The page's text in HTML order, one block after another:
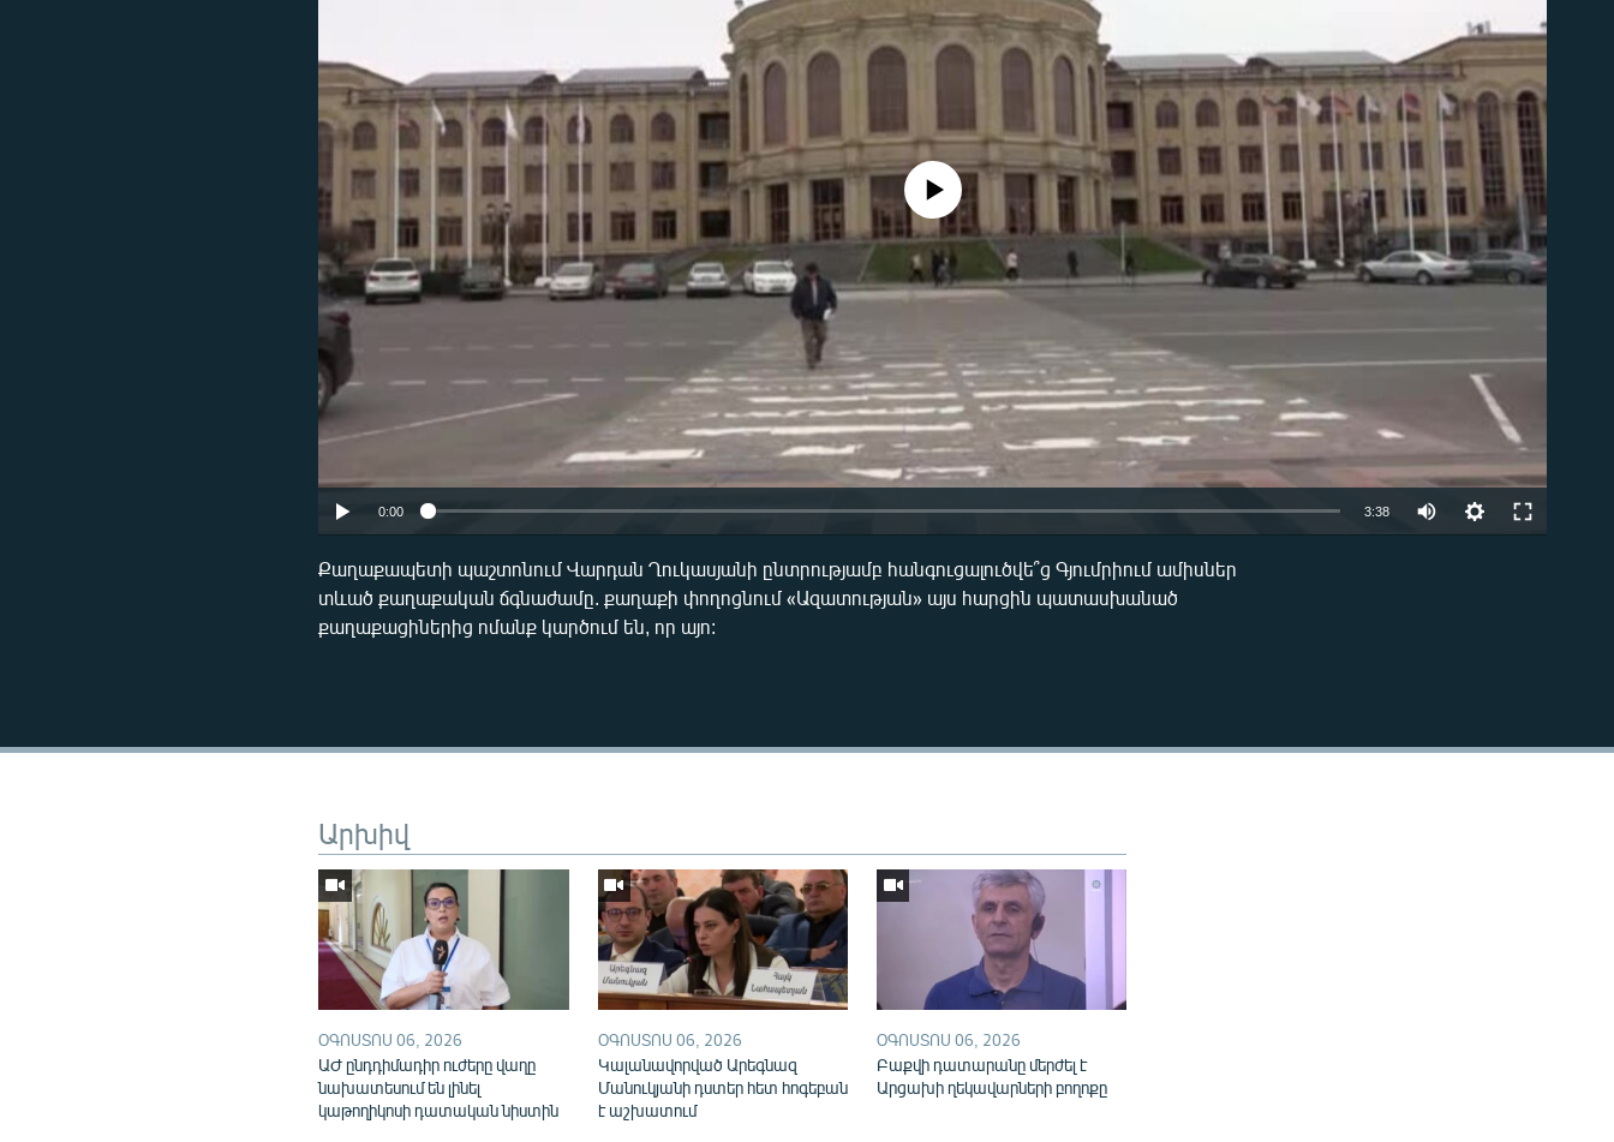
Auto 240p 360p
720p 1080p
No media source currently available
0:00 3:38
Քաղաքապետի պաշտոնում Վարդան Ղուկասյանի ընտրությամբ հանգուցալուծվե՞ց Գյումրիում ամիսներ
տևած քաղաքական ճգնաժամը. քաղաքի փողոցնում «Ազատության» այս հարցին պատասխանած
քաղաքացիներից ոմանք կարծում են, որ այո:
Արխիվ
ՕԳՈՍՏՈՍ 06, 2026
ԱԺ ընդդիմադիր ուժերը վաղը
նախատեսում են լինել
կաթողիկոսի դատական նիստին
ՕԳՈՍՏՈՍ 06, 2026
Կալանավորված Արեգնազ
Մանուկյանի դստեր հետ հոգեբան
է աշխատում
ՕԳՈՍՏՈՍ 06, 2026
Բաքվի դատարանը մերժել է
Արցախի ղեկավարների բողոքը